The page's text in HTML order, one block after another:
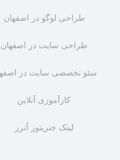
طراحی لوگو در اصفهان
طراحی سایت در اصفهان
سئو تخصصی سایت در
کارآموزی آنلاین
لینک جنریتور آترز